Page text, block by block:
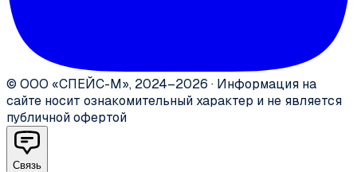
© ООО «СПЕЙС-М», 2024–2026 · Информация на
сайте носит ознакомительный характер и не является
публичной офертой
Связь